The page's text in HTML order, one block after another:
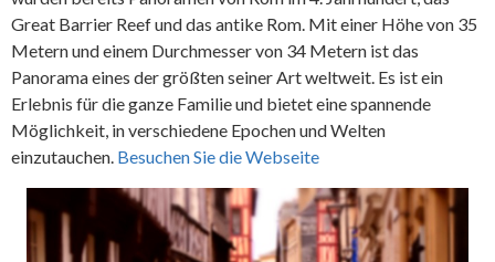
Great Barrier Reef und das antike Rom. Mit einer Höhe von 35
Metern und einem Durchmesser von 34 Metern ist das
Panorama eines der größten seiner Art weltweit. Es ist ein
Erlebnis für die ganze Familie und bietet eine spannende
Möglichkeit, in verschiedene Epochen und Welten
einzutauchen. Besuchen Sie die Webseite